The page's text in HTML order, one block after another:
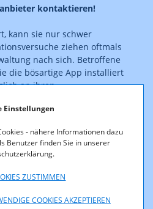
Einstellungen
- nähere Informationen dazu
Benutzer finden Sie in unserer
ZUSTIMMEN
COOKIES AKZEPTIEREN
kontaktieren!
kann sie nur schwer
ziehen oftmals
nach sich. Betroffene
die bösartige App installiert
an ihren
geklärt sind. Die
zur Verfügung
RTR sind diese